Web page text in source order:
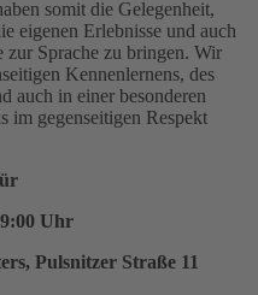
somit die Gelegenheit,
eigenen Erlebnisse und auch
zur Sprache zu bringen. Wir
Kennenlernens, des
auch in einer besonderen
im gegenseitigen Respekt
Uhr
Pulsnitzer Straße 11